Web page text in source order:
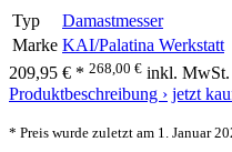
Typ
Damastmesser
Marke KAI/Palatina Werkstatt
209,95 € * 268,00 € inkl. MwSt.
Produktbeschreibung › jetzt
* Preis wurde zuletzt am 1. Januar